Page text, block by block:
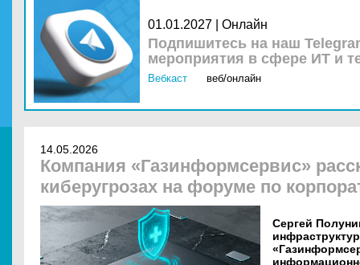
01.01.2027 | Онлайн
Подпишитесь на наш
мероприятия в сфере ИТ и
Вебкаст веб/онлайн
14.05.2026
Компания «Газинформсервис»
киберугрозах на форуме по
Сергей